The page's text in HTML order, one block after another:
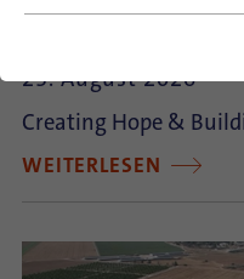
German-Israeli
23. August 2026
Creating Hope &
WEITERLESEN